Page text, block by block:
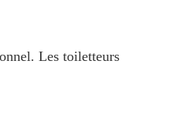
Les toiletteurs